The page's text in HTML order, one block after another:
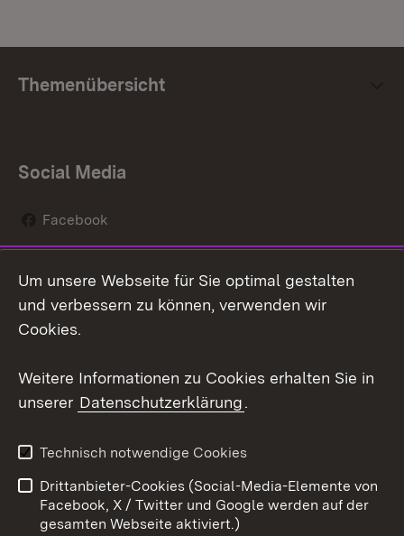
Themenübersicht
Social Media
Facebook
Social Wall
Youtube
Kontakt
Datenschutz
Barrierefreiheit
Impressum Cookies
Um unsere Webseite für Sie optimal gestalten
und verbessern zu können, verwenden wir
Cookies.
Weitere Informationen zu Cookies erhalten Sie in
unserer Datenschutzerklärung.
Technisch notwendige Cookies
Drittanbieter-Cookies (Social-Media-Elemente von
Facebook, X / Twitter und Google werden auf der
gesamten Webseite aktiviert.)